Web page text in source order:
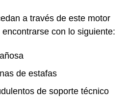
a través de este motor
con lo siguiente:
de estafas
de soporte técnico